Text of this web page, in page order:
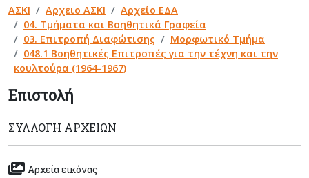
ΑΣΚΙ Αρχειο ΑΣΚΙ
Αρχείο ΕΔΑ
04. Τμήματα και Βοηθητικά Γραφεία
03. Επιτροπή Διαφώτισης
Μορφωτικό Τμήμα
048.1 Βοηθητικές Επιτροπές για την τέχνη και την
κουλτούρα (1964-1967)
Επιστολή
ΣΥΛΛΟΓΉ ΑΡΧΕΊΩΝ
Αρχεία εικόνας